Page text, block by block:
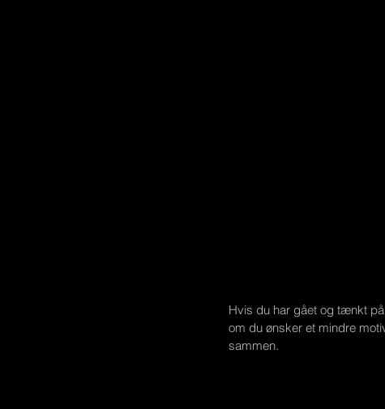
Hvis du har gået og tænkt
om du ønsker et mindre
sammen.